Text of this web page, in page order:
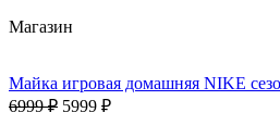
Магазин
Майка игровая домашняя NIKE
6999 ₽ 5999 ₽